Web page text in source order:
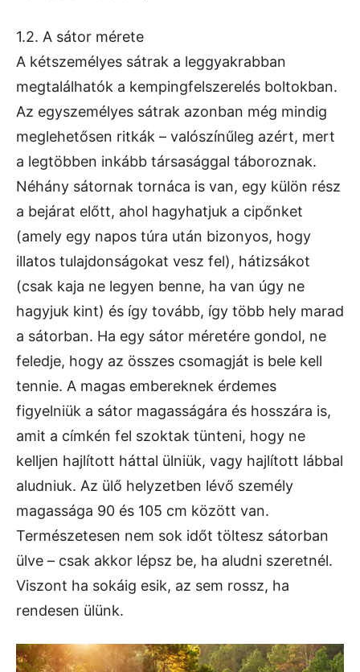
1.2. A sátor mérete
A kétszemélyes sátrak a leggyakrabban
megtalálhatók a kempingfelszerelés boltokban.
Az egyszemélyes sátrak azonban még mindig
meglehetősen ritkák – valószínűleg azért, mert
a legtöbben inkább társasággal táboroznak.
Néhány sátornak tornáca is van, egy külön rész
a bejárat előtt, ahol hagyhatjuk a cipőnket
(amely egy napos túra után bizonyos, hogy
illatos tulajdonságokat vesz fel), hátizsákot
(csak kaja ne legyen benne, ha van úgy ne
hagyjuk kint) és így tovább, így több hely marad
a sátorban. Ha egy sátor méretére gondol, ne
feledje, hogy az összes csomagját is bele kell
tennie. A magas embereknek érdemes
figyelniük a sátor magasságára és hosszára is,
amit a címkén fel szoktak tünteni, hogy ne
kelljen hajlított háttal ülniük, vagy hajlított lábbal
aludniuk. Az ülő helyzetben lévő személy
magassága 90 és 105 cm között van.
Természetesen nem sok időt töltesz sátorban
ülve – csak akkor lépsz be, ha aludni szeretnél.
Viszont ha sokáig esik, az sem rossz, ha
rendesen ülünk.